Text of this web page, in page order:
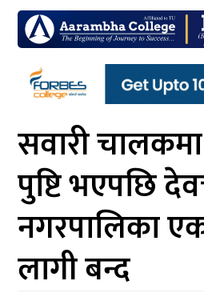
चितवन
सेरोफेरो
समाचार
आर्थिक
मनोरञ्जन
खेलकुद
अन्तर्राष्ट्रिय/
सवारी
पुष्टि भएपछि
नगरपालिका
लागी बन्द